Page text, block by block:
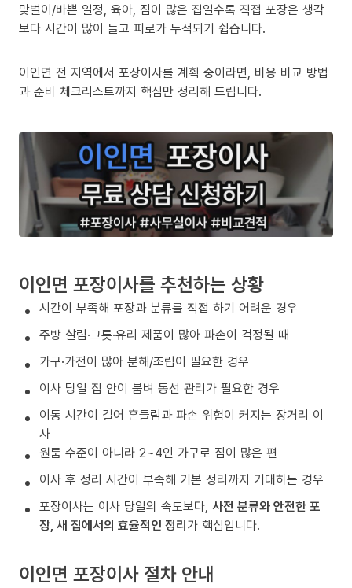
맞벌이/바쁜 일정, 육아, 짐이 많은 집일수록 직접 포장은 생각
보다 시간이 많이 들고 피로가 누적되기 쉽습니다.
이인면 전 지역에서 포장이사를 계획 중이라면, 비용 비교 방법
과 준비 체크리스트까지 핵심만 정리해 드립니다.
이인면 포장이사를 추천하는 상황
시간이 부족해 포장과 분류를 직접 하기 어려운 경우
주방 살림·그릇·유리 제품이 많아 파손이 걱정될 때
가구·가전이 많아 분해/조립이 필요한 경우
이사 당일 집 안이 붐벼 동선 관리가 필요한 경우
이동 시간이 길어 흔들림과 파손 위험이 커지는 장거리 이
사
원룸 수준이 아니라 2~4인 가구로 짐이 많은 편
이사 후 정리 시간이 부족해 기본 정리까지 기대하는 경우
포장이사는 이사 당일의 속도보다, 사전 분류와 안전한 포
장, 새 집에서의 효율적인 정리가 핵심입니다.
이인면 포장이사 절차 안내